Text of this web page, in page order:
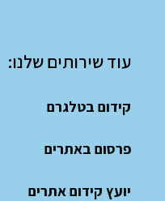
עוד שירותים שלנו:
קידום בטלגרם
פרסום באתרים
יועץ קידום אתרים